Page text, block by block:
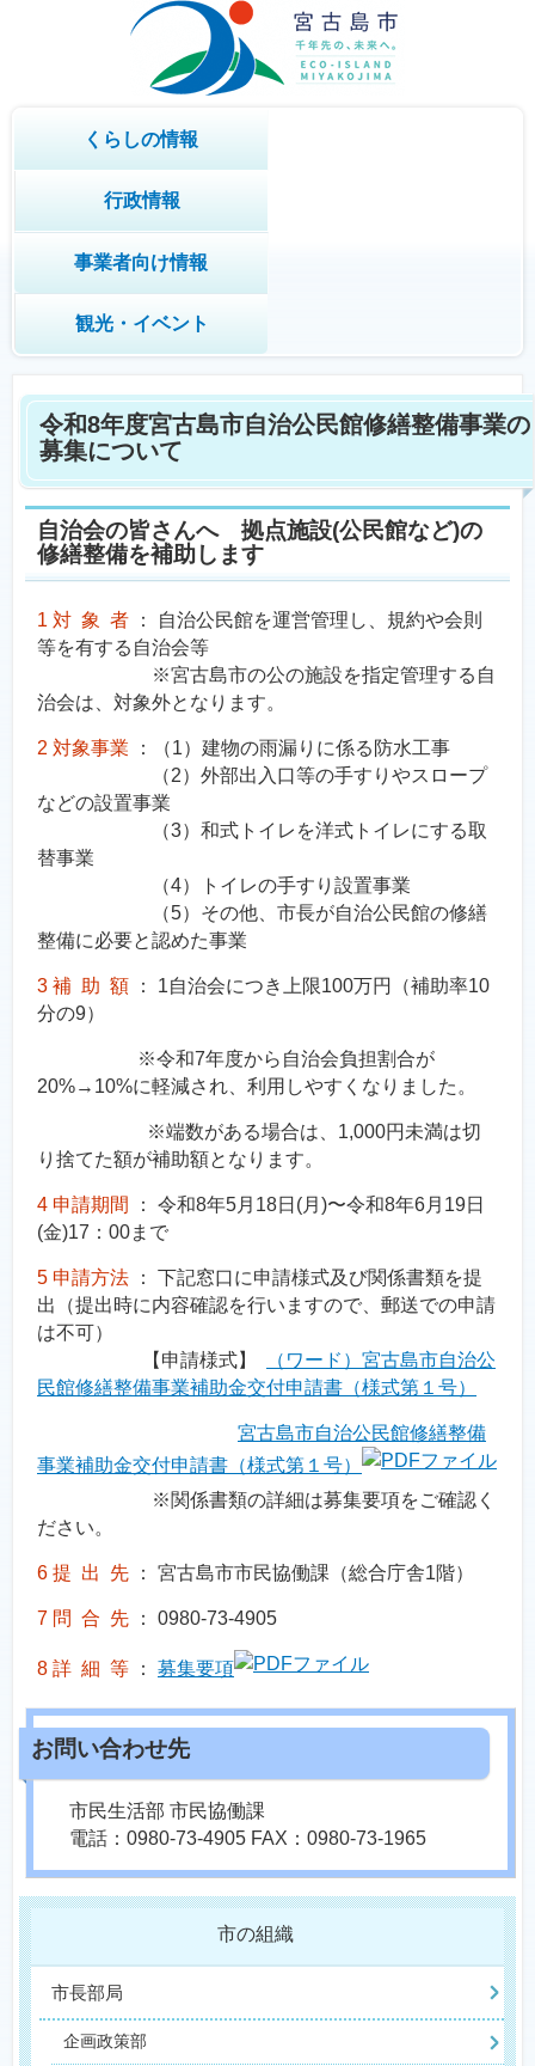
くらしの情報
行政情報
事業者向け情報
観光・イベント
令和8年度宮古島市自治公民館修繕整備事業の
募集について
自治会の皆さんへ 拠点施設(公民館など)の
修繕整備を補助します
1 対 象 者 ： 自治公民館を運営管理し、規約や会則
等を有する自治会等
※宮古島市の公の施設を指定管理する自
治会は、対象外となります。
2 対象事業 ：（1）建物の雨漏りに係る防水工事
（2）外部出入口等の手すりやスロープ
などの設置事業
（3）和式トイレを洋式トイレにする取
替事業
（4）トイレの手すり設置事業
（5）その他、市長が自治公民館の修繕
整備に必要と認めた事業
3 補 助 額 ： 1自治会につき上限100万円（補助率10
分の9）
※令和7年度から自治会負担割合が
20%→10%に軽減され、利用しやすくなりました。
※端数がある場合は、1,000円未満は切
り捨てた額が補助額となります。
4 申請期間
： 令和8年5月18日(月)〜令和8年6月19日
(金)17：00まで
5 申請方法 ： 下記窓口に申請様式及び関係書類を提
出（提出時に内容確認を行いますので、郵送での申請
は不可）
【申請様式】
（ワード）宮古島市自治公
民館修繕整備事業補助金交付申請書（様式第１号）
宮古島市自治公民館修繕整備
事業補助金交付申請書（様式第１号）
※関係書類の詳細は募集要項をご確認く
ださい。
6 提 出 先 ： 宮古島市市民協働課（総合庁舎1階）
7 問 合 先 ： 0980-73-4905
8 詳 細 等 ： 募集要項
市民生活部 市民協働課
電話：0980-73-4905 FAX：0980-73-1965
市の組織
市長部局
企画政策部